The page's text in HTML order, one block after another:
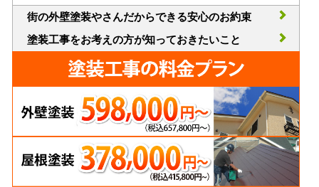
街の外壁塗装やさんだからできる安心のお約束
塗装工事をお考えの方が知っておきたいこと